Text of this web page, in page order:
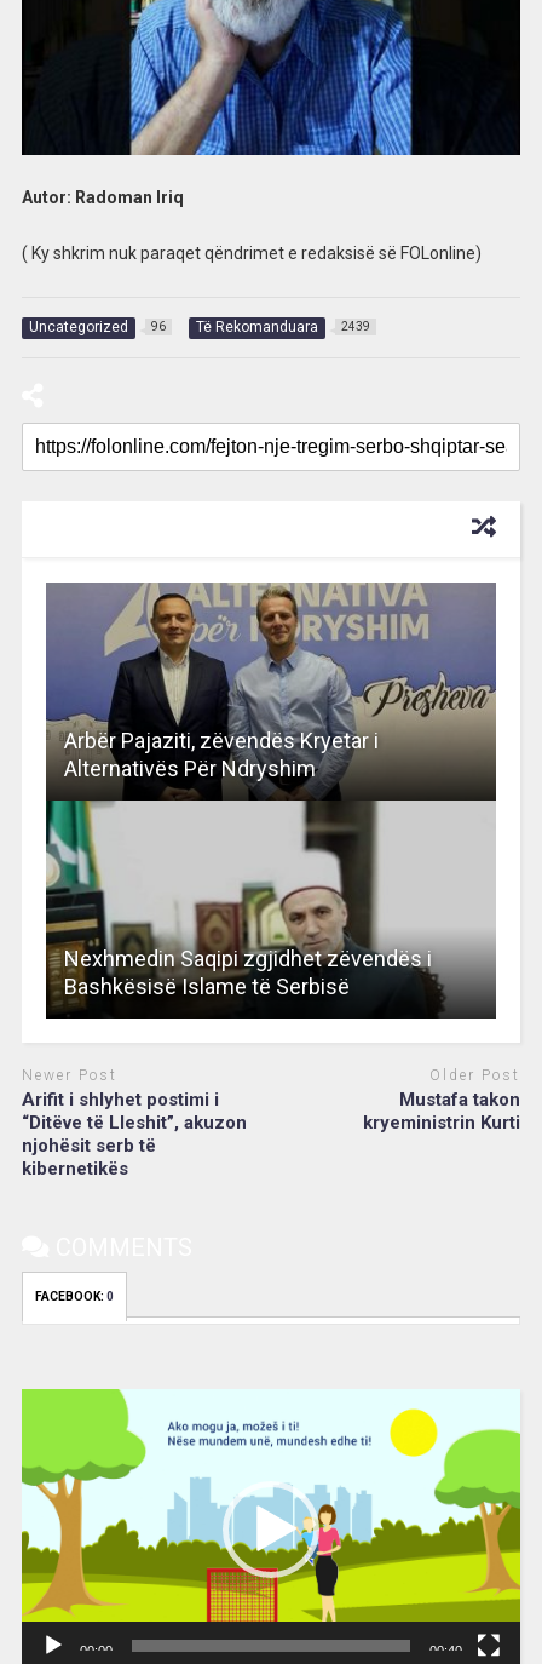
Autor: Radoman Iriq
( Ky shkrim nuk paraqet qëndrimet e redaksisë së FOLonline)
Uncategorized 96 Të Rekomanduara 2439
Arbër Pajaziti, zëvendës Kryetar i
Alternativës Për Ndryshim
Nexhmedin Saqipi zgjidhet zëvendës i
Bashkësisë Islame të Serbisë
Newer Post
Arifit i shlyhet postimi i
“Ditëve të Lleshit”, akuzon
njohësit serb të
kibernetikës
Older Post
Mustafa takon
kryeministrin Kurti
FACEBOOK: 0
00:00 00:40